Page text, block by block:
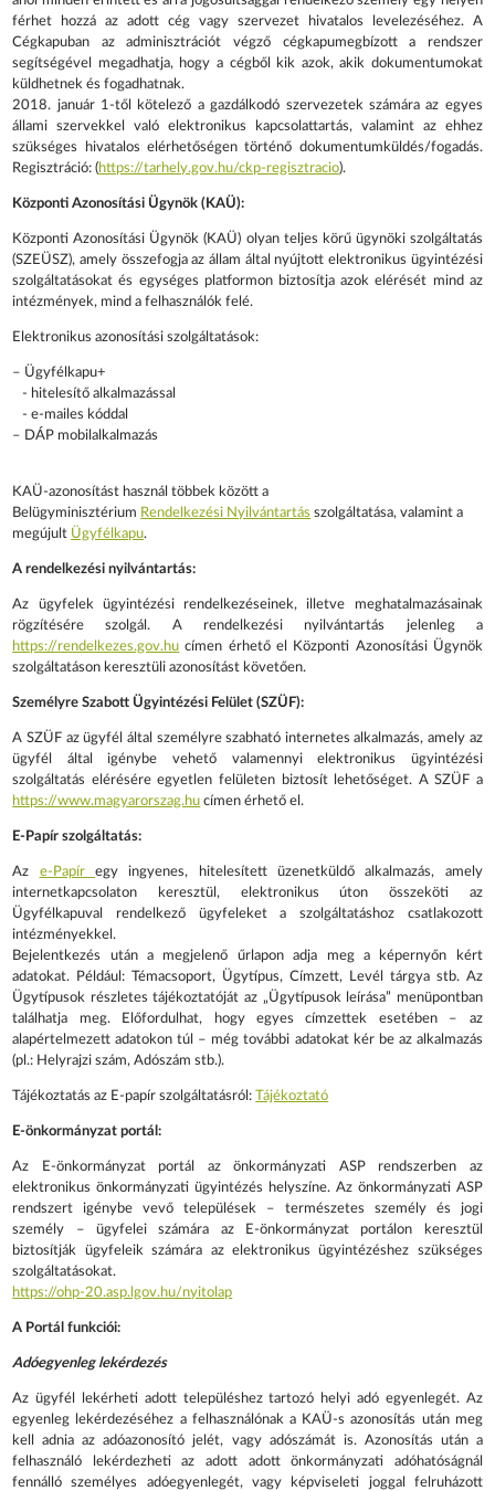
férhet hozzá az adott cég vagy szervezet hivatalos levelezéséhez. A
Cégkapuban az adminisztrációt végző cégkapumegbízott a rendszer
segítségével megadhatja, hogy a cégből kik azok, akik dokumentumokat
küldhetnek és fogadhatnak.
2018. január 1-től kötelező a gazdálkodó szervezetek számára az egyes
állami szervekkel való elektronikus kapcsolattartás, valamint az ehhez
szükséges hivatalos elérhetőségen történő dokumentumküldés/fogadás.
Regisztráció: (https://tarhely.gov.hu/ckp-regisztracio).
Központi Azonosítási Ügynök (KAÜ):
Központi Azonosítási Ügynök (KAÜ) olyan teljes körű ügynöki szolgáltatás
(SZEÜSZ), amely összefogja az állam által nyújtott elektronikus ügyintézési
szolgáltatásokat és egységes platformon biztosítja azok elérését mind az
intézmények, mind a felhasználók felé.
Elektronikus azonosítási szolgáltatások:
– Ügyfélkapu+
- hitelesítő alkalmazással
- e-mailes kóddal
– DÁP mobilalkalmazás
KAÜ-azonosítást használ többek között a
Belügyminisztérium Rendelkezési Nyilvántartás szolgáltatása, valamint a
megújult Ügyfélkapu.
A rendelkezési nyilvántartás:
Az ügyfelek ügyintézési rendelkezéseinek, illetve meghatalmazásainak
rögzítésére szolgál. A rendelkezési nyilvántartás jelenleg a
https://rendelkezes.gov.hu címen érhető el Központi Azonosítási Ügynök
szolgáltatáson keresztüli azonosítást követően.
Személyre Szabott Ügyintézési Felület (SZÜF):
A SZÜF az ügyfél által személyre szabható internetes alkalmazás, amely az
ügyfél által igénybe vehető valamennyi elektronikus ügyintézési
szolgáltatás elérésére egyetlen felületen biztosít lehetőséget. A SZÜF a
https://www.magyarorszag.hu címen érhető el.
E-Papír szolgáltatás:
Az e-Papír egy ingyenes, hitelesített üzenetküldő alkalmazás, amely
internetkapcsolaton keresztül, elektronikus úton összeköti az
Ügyfélkapuval rendelkező ügyfeleket a szolgáltatáshoz csatlakozott
intézményekkel.
Bejelentkezés után a megjelenő űrlapon adja meg a képernyőn kért
adatokat. Például: Témacsoport, Ügytípus, Címzett, Levél tárgya stb. Az
Ügytípusok részletes tájékoztatóját az „Ügytípusok leírása” menüpontban
találhatja meg. Előfordulhat, hogy egyes címzettek esetében – az
alapértelmezett adatokon túl – még további adatokat kér be az alkalmazás
(pl.: Helyrajzi szám, Adószám stb.).
Tájékoztatás az E-papír szolgáltatásról:Tájékoztató
E-önkormányzat portál:
Az E-önkormányzat portál az önkormányzati ASP rendszerben az
elektronikus önkormányzati ügyintézés helyszíne. Az önkormányzati ASP
rendszert igénybe vevő települések – természetes személy és jogi
személy – ügyfelei számára az E-önkormányzat portálon keresztül
biztosítják ügyfeleik számára az elektronikus ügyintézéshez szükséges
szolgáltatásokat.
https://ohp-20.asp.lgov.hu/nyitolap
A Portál funkciói:
Adóegyenleg lekérdezés
Az ügyfél lekérheti adott településhez tartozó helyi adó egyenlegét. Az
egyenleg lekérdezéséhez a felhasználónak a KAÜ-s azonosítás után meg
kell adnia az adóazonosító jelét, vagy adószámát is. Azonosítás után a
felhasználó lekérdezheti az adott adott önkormányzati adóhatóságnál
fennálló személyes adóegyenlegét, vagy képviseleti joggal felruházott